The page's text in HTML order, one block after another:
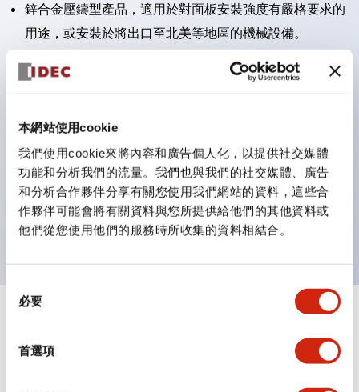
本網站使用cookie
我們使用cookie來將內容和廣告個人化，以提供社交媒體
功能和分析我們的流量。我們也與我們的社交媒體、廣告
和分析合作夥伴分享有關您使用我們網站的資料，這些合
作夥伴可能會將有關資料與您所提供給他們的其他資料或
他們從您使用他們的服務時所收集的資料相結合。
必要
首選項
鋅合金壓鑄型產品，適用於對面板安裝強度有嚴格要求的
用途，或安裝於將出口至北美等地區的機械設備。
採用HW-U 型接點塊，該接點塊具備手指保護結構、螺
絲彈升端子構造且對應IP20 保護等級 。
壓最高可支援至 240V。
一顆 LED 燈泡即可呈現六種顏色（LSRD 燈泡）。以往
需分色管理的 LED 燈泡，如今可用單一顆燈泡呈現多種
顏色。
主要機種已通過UL和CSA認證，並符合EN標準。
審美規範